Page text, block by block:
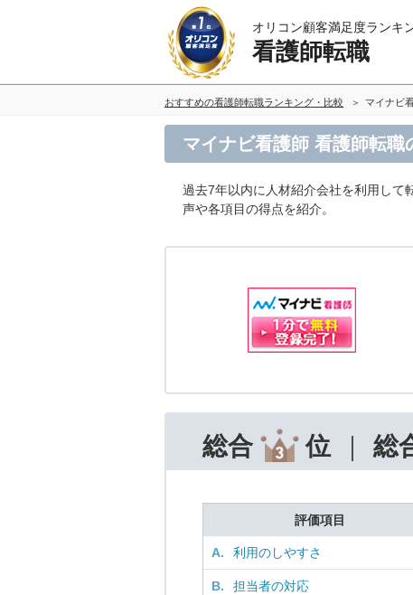
オリコン顧客満足度ランキ
看護師転職
おすすめの看護師転職ランキング・比較 マイナビ
マイナビ看護師 看護師転職
過去7年以内に人材紹介会社を利用して
声や各項目の得点を紹介。
総合 位 総
評価項目
A. 利用のしやすさ
B. 担当者の対応